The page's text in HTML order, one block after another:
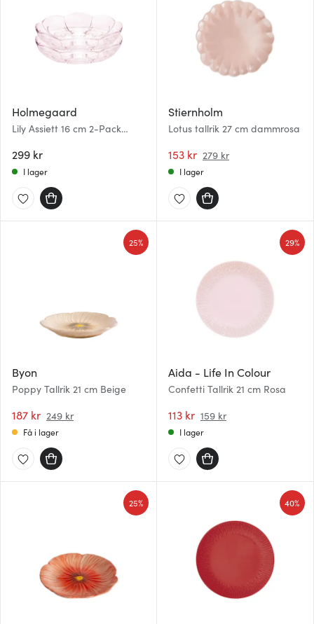
Holmegaard
Lily Assiett 16 cm 2-Pack
299 kr
I lager
Stiernholm
Lotus tallrik 27 cm dammrosa
153 kr 279 kr
I lager
Byon
Poppy Tallrik 21 cm Beige
187 kr 249 kr
25%
Få i lager
Aida - Life In Colour
Confetti Tallrik 21 cm Rosa
113 kr 159 kr
29%
I lager
25% 40%